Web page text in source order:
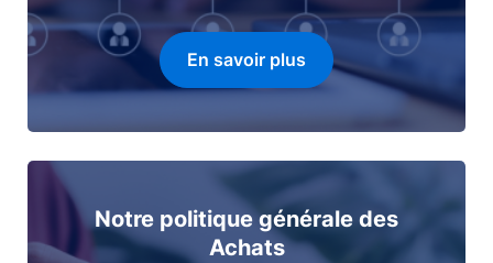
En savoir plus
Notre politique générale des
Achats